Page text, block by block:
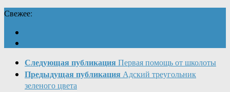
Свежее:
Следующая публикация Первая помощь от школоты
Предыдущая публикация Адский треугольник
зеленого цвета